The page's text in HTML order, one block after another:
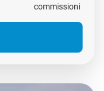
commissioni